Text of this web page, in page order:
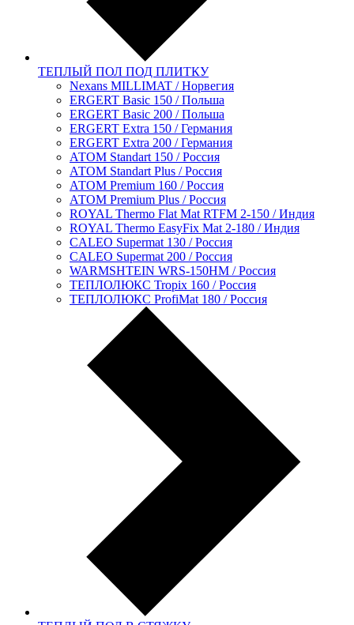
ТЕПЛЫЙ ПОЛ ПОД ПЛИТКУ
Nexans MILLIMAT / Норвегия
ERGERT Basic 150 / Польша
ERGERT Basic 200 / Польша
ERGERT Extra 150 / Германия
ERGERT Extra 200 / Германия
АТОМ Standart 150 / Россия
АТОМ Standart Plus / Россия
АТОМ Premium 160 / Россия
АТОМ Premium Plus / Россия
ROYAL Thermo Flat Mat RTFM 2-150 / Индия
ROYAL Thermo EasyFix Mat 2-180 / Индия
CALEO Supermat 130 / Россия
CALEO Supermat 200 / Россия
WARMSHTEIN WRS-150HM / Россия
ТЕПЛОЛЮКС Tropix 160 / Россия
ТЕПЛОЛЮКС ProfiMat 180 / Россия